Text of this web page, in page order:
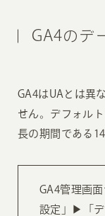
GA4のデ
GA4はUAとは異
せん。デフォル
長の期間である
GA4管理画
設定」▶︎「